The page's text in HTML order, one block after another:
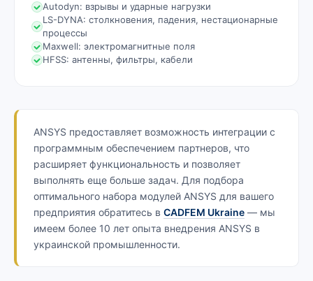
Autodyn: взрывы и ударные нагрузки
LS-DYNA: столкновения, падения, нестационарные
процессы
Maxwell: электромагнитные поля
HFSS: антенны, фильтры, кабели
ANSYS предоставляет возможность интеграции с
программным обеспечением партнеров, что
расширяет функциональность и позволяет
выполнять еще больше задач. Для подбора
оптимального набора модулей ANSYS для вашего
предприятия обратитесь в CADFEM Ukraine — мы
имеем более 10 лет опыта внедрения ANSYS в
украинской промышленности.